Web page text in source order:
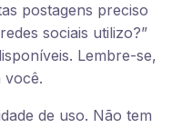
postagens preciso
sociais utilizo?”
Lembre-se,
você.
de uso. Não tem